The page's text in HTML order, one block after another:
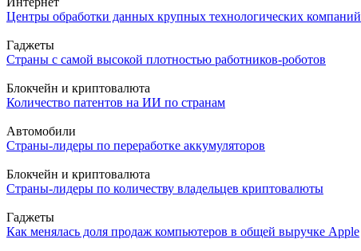
Центры обработки данных крупных технологических компаний
Гаджеты
Страны с самой высокой плотностью работников-роботов
Блокчейн и криптовалюта
Количество патентов на ИИ по странам
Автомобили
Страны-лидеры по переработке аккумуляторов
Блокчейн и криптовалюта
Страны-лидеры по количеству владельцев криптовалюты
Гаджеты
Как менялась доля продаж компьютеров в общей выручке Apple